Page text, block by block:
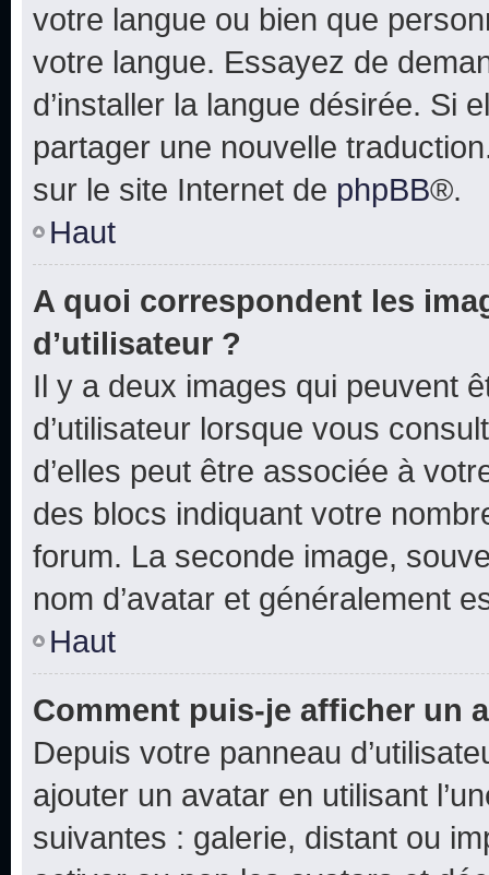
votre langue ou bien que
votre langue. Essayez de
d’installer la langue désirée. Si
partager une nouvelle
sur le site Internet de phpBB®.
Haut
A quoi correspondent les
d’utilisateur ?
Il y a deux images qui peuvent
d’utilisateur lorsque vous
d’elles peut être associée à
des blocs indiquant votre
forum. La seconde image,
nom d’avatar et généralement
Haut
Comment puis-je afficher un
Depuis votre panneau
ajouter un avatar en utilisant
suivantes : galerie, distant ou